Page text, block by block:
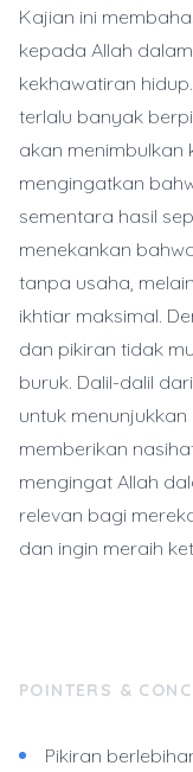
Kajian ini
kepada Allah
kekhawatiran
terlalu banyak
akan menimbulkan
mengingatkan
sementara hasil
menekankan
tanpa usaha,
ikhtiar maksimal.
dan pikiran tidak
buruk. Dalil-dalil
untuk
memberikan
mengingat Allah
relevan bagi
dan ingin meraih
POINTERS &
Pikiran